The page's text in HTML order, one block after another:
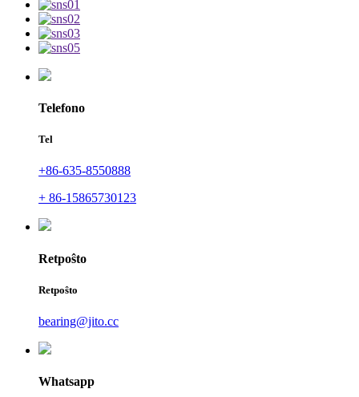
Telefono
Tel
+86-635-8550888
+ 86-15865730123
Retpoŝto
Retpoŝto
bearing@jito.cc
Whatsapp